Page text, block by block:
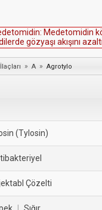
detomidin: Medetomidin k
i erde gözyaşı akışını aza tı
lanırkengözlerikorumakiçi
rhemkullanılmalıdır.
» A » Agrotylo
(Tylosin)
Çözelti